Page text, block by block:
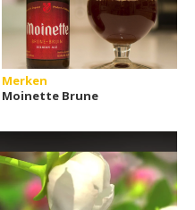
Merken
Moinette Brune